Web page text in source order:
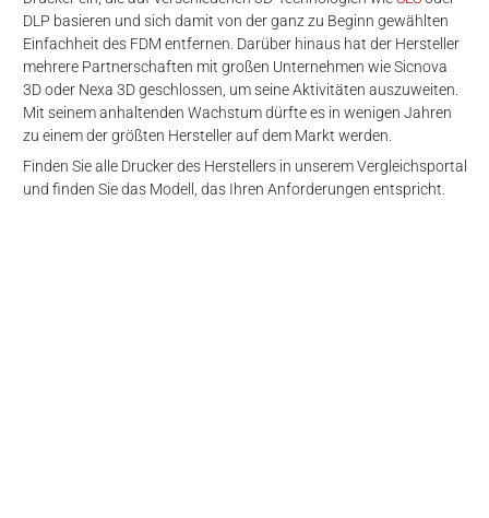
DLP basieren und sich damit von der ganz zu Beginn gewählten
Einfachheit des FDM entfernen. Darüber hinaus hat der Hersteller
mehrere Partnerschaften mit großen Unternehmen wie Sicnova
3D oder Nexa 3D geschlossen, um seine Aktivitäten auszuweiten.
Mit seinem anhaltenden Wachstum dürfte es in wenigen Jahren
zu einem der größten Hersteller auf dem Markt werden.
Finden Sie alle Drucker des Herstellers in unserem Vergleichsportal
und finden Sie das Modell, das Ihren Anforderungen entspricht.